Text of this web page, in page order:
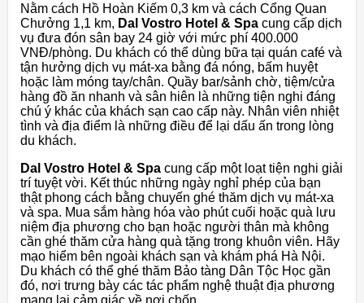
Nằm cách Hồ Hoàn Kiếm 0,3 km và cách Cổng Quan
Chưởng 1,1 km, Dal Vostro Hotel & Spa cung cấp dịch
vụ đưa đón sân bay 24 giờ với mức phí 400.000
VNĐ/phòng. Du khách có thể dùng bữa tại quán café và
tận hưởng dịch vụ mát-xa bằng đá nóng, bấm huyệt
hoặc làm móng tay/chân. Quầy bar/sảnh chờ, tiệm/cửa
hàng đồ ăn nhanh và sân hiên là những tiện nghi đáng
chú ý khác của khách sạn cao cấp này. Nhân viên nhiệt
tình và địa điểm là những điều để lại dấu ấn trong lòng
du khách.
Dal Vostro Hotel & Spa cung cấp một loạt tiện nghi giải
trí tuyệt vời. Kết thúc những ngày nghỉ phép của bạn
thật phong cách bằng chuyến ghé thăm dịch vụ mát-xa
và spa. Mua sắm hàng hóa vào phút cuối hoặc quà lưu
niệm địa phương cho bạn hoặc người thân mà không
cần ghé thăm cửa hàng quà tặng trong khuôn viên. Hãy
mạo hiểm bên ngoài khách sạn và khám phá Hà Nội.
Du khách có thể ghé thăm Bảo tàng Dân Tộc Học gần
đó, nơi trưng bày các tác phẩm nghệ thuật địa phương
mang lại cảm giác về nơi chốn.